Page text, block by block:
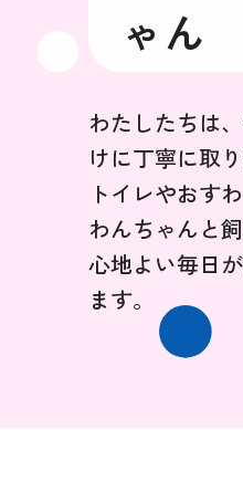
ゃん
わたしたちは
けに丁寧に取
トイレやおす
わんちゃんと
心地よい毎日
ます。